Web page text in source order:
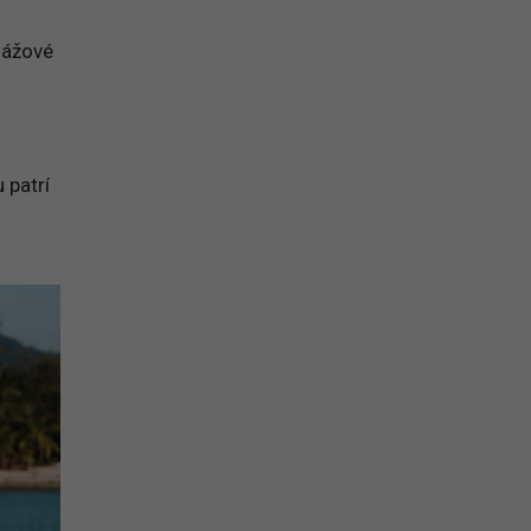
patrí